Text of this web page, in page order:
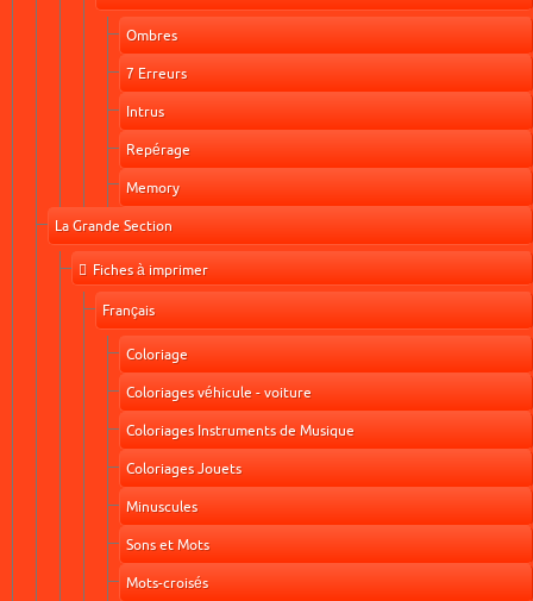
Ombres
7 Erreurs
Intrus
Repérage
Memory
La Grande Section
Fiches à imprimer
Français
Coloriage
Coloriages véhicule - voiture
Coloriages Instruments de Musique
Coloriages Jouets
Minuscules
Sons et Mots
Mots-croisés